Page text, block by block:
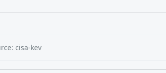
cisa-kev